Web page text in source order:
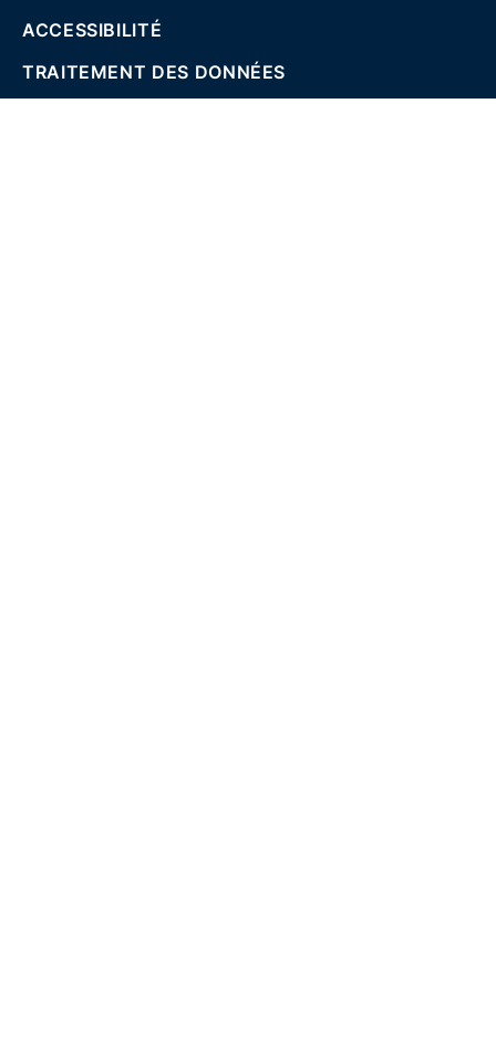
ACCESSIBILITÉ
TRAITEMENT DES DONNÉES